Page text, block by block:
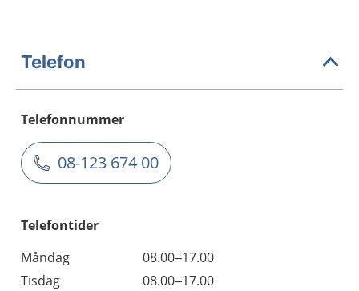
Telefon
Telefonnummer
08-123 674 00
Telefontider
Måndag
08.00–17.00
Tisdag
08.00–17.00